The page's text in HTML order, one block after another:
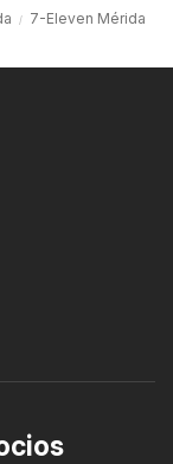
7-Eleven Mérida